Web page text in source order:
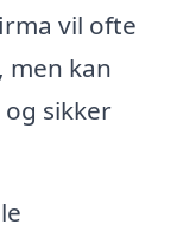
vil ofte
men kan
sikker